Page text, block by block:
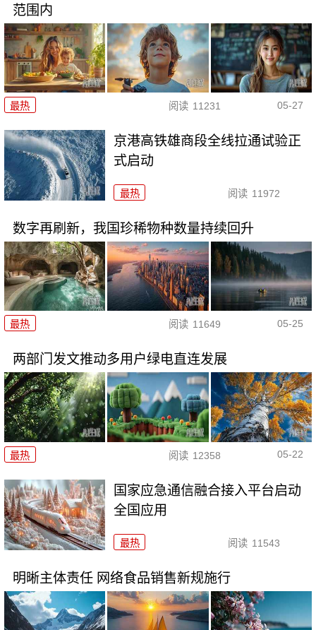
范围内
最热 阅读 11231 05-27
京港高铁雄商段全线拉通试验正
式启动
最热 阅读 11972
数字再刷新，我国珍稀物种数量持续回升
最热 阅读 11649 05-25
两部门发文推动多用户绿电直连发展
最热 阅读 12358 05-22
国家应急通信融合接入平台启动
全国应用
最热 阅读 11543
明晰主体责任 网络食品销售新规施行